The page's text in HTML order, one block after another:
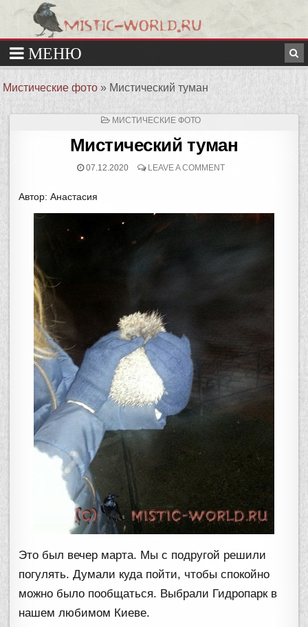
Мистические фото » Мистический туман
ОПУБЛИКОВАНО
МИСТИЧЕСКИЕ ФОТО
Мистический туман
07.12.2020 LEAVE A COMMENT
Автор: Анастасия
Это был вечер марта. Мы с подругой решили
погулять. Думали куда пойти, чтобы спокойно
можно было пообщаться. Выбрали Гидропарк в
нашем любимом Киеве.